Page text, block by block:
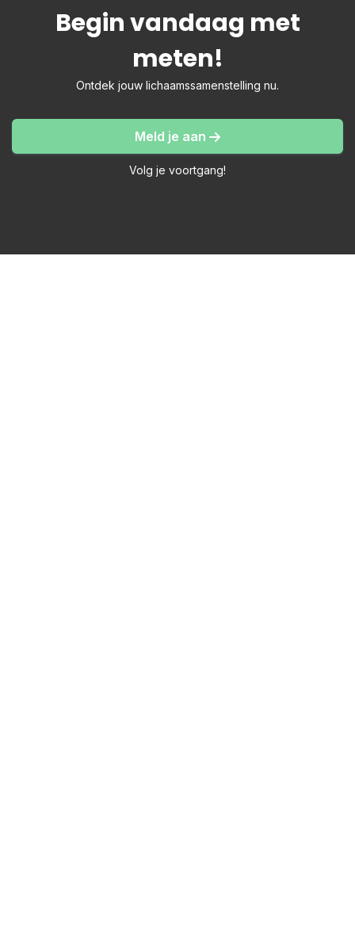
Begin vandaag met
meten!
Ontdek jouw lichaamssamenstelling nu.
Meld je aan
Volg je voortgang!